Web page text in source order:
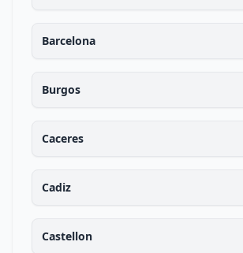
Barcelona
Burgos
Caceres
Cadiz
Castellon